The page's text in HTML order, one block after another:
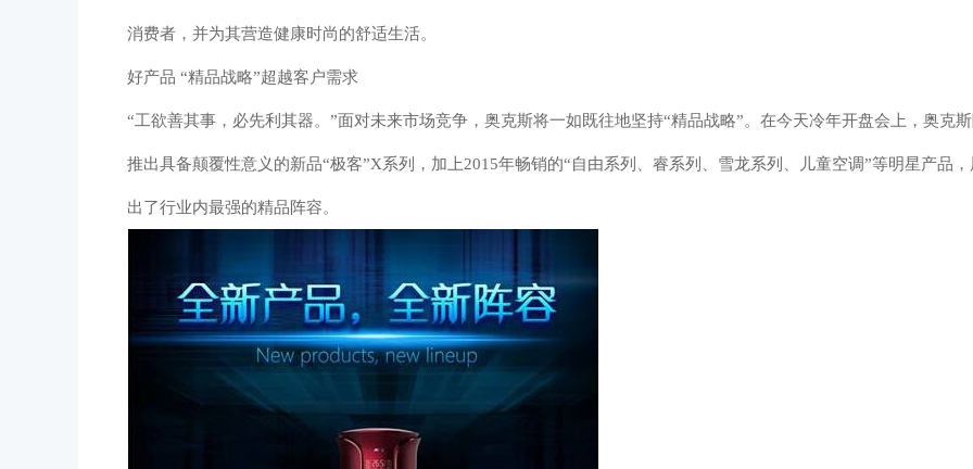
消费者，并为其营造健康时尚的舒适生活。
好产品 “精品战略”超越客户需求
“工欲善其事，必先利其器。”面对未来市场竞争，奥克斯将一如既往地坚持“精品战略”。在今天冷年开盘会上，奥克
推出具备颠覆性意义的新品“极客”X系列，加上2015年畅销的“自由系列、睿系列、雪龙系列、儿童空调”等明星产品
出了行业内最强的精品阵容。